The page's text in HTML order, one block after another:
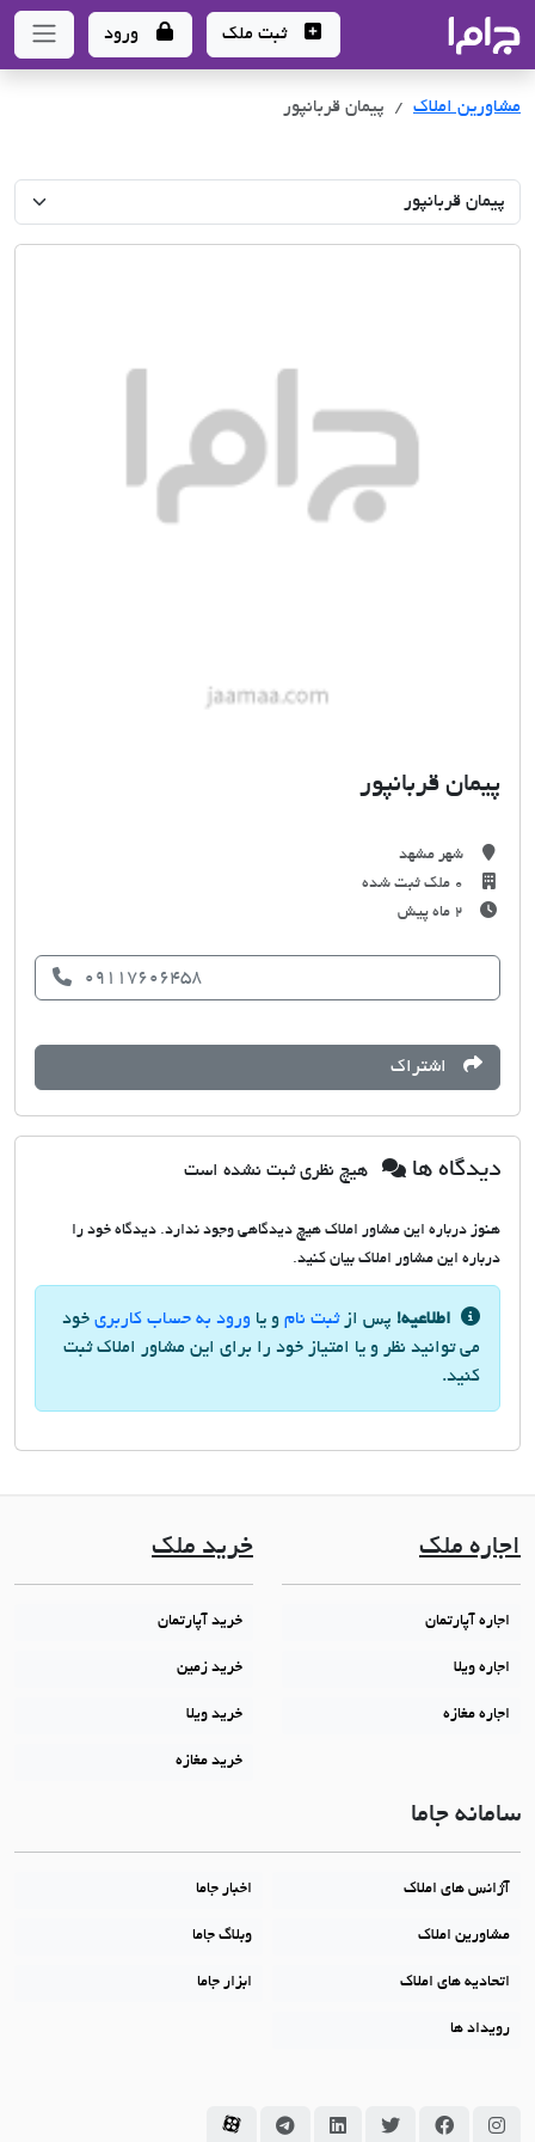
- سامانه جامع املاک و مشاورین املاک
ثبت ملک ورود
مشاورین املاک پیمان قربانپور
پیمان قربانپور
شهر مشهد
۲ ماه پیش
09117606458
اشتراک
دیدگاه ها هیچ نظری ثبت نشده است
هنوز درباره این مشاور املاک هیچ دیدگاهی وجود ندارد. دیدگاه خود را
درباره این مشاور املاک بیان کنید.
اطلاعیه! پس ازثبت نام و یا ورود به حساب کاربری خود
می توانید نظر و یا امتیاز خود را برای این مشاور املاک ثبت
کنید.
اجاره ملک
اجاره آپارتمان
اجاره ویلا
اجاره مغازه
خرید ملک
خرید آپارتمان
خرید زمین
خرید ویلا
خرید مغازه
سامانه جاما
آژانس های املاک اخبار جاما
مشاورین املاک وبلاگ جاما
اتحادیه های املاک ابزار جاما
رویداد ها
سامانه جاما در اینستاگرام
سامانه جاما در فیسبوک
سامانه جاما در توئیتر
سامانه جاما در لینکداین
سامانه جاما در تلگرام
سامانه جاما در آپارات